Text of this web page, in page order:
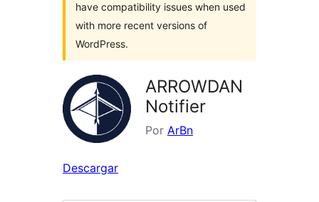
have compatibility issues when used
with more recent versions of
WordPress.
ARROWDAN
Notifier
Por ArBn
Descargar